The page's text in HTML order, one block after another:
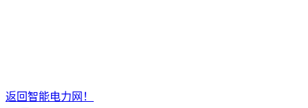
返回智能电力网！